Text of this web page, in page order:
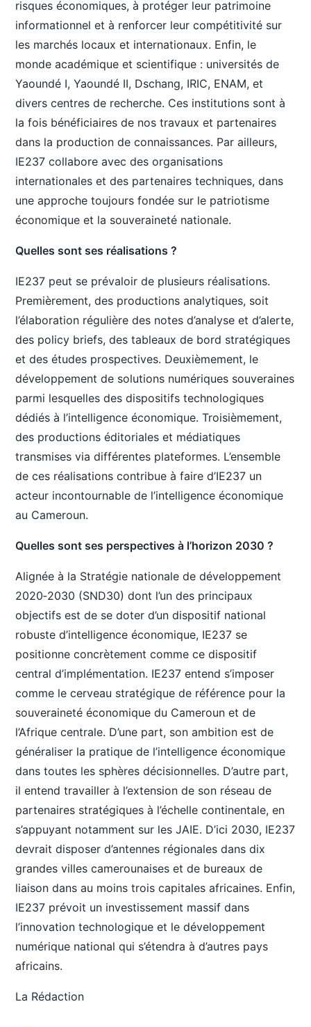
risques économiques, à protéger leur patrimoine
informationnel et à renforcer leur compétitivité sur
les marchés locaux et internationaux. Enfin, le
monde académique et scientifique : universités de
Yaoundé I, Yaoundé II, Dschang, IRIC, ENAM, et
divers centres de recherche. Ces institutions sont à
la fois bénéficiaires de nos travaux et partenaires
dans la production de connaissances. Par ailleurs,
IE237 collabore avec des organisations
internationales et des partenaires techniques, dans
une approche toujours fondée sur le patriotisme
économique et la souveraineté nationale.
Quelles sont ses réalisations ?
IE237 peut se prévaloir de plusieurs réalisations.
Premièrement, des productions analytiques, soit
l’élaboration régulière des notes d’analyse et d’alerte,
des policy briefs, des tableaux de bord stratégiques
et des études prospectives. Deuxièmement, le
développement de solutions numériques souveraines
parmi lesquelles des dispositifs technologiques
dédiés à l’intelligence économique. Troisièmement,
des productions éditoriales et médiatiques
transmises via différentes plateformes. L’ensemble
de ces réalisations contribue à faire d’IE237 un
acteur incontournable de l’intelligence économique
au Cameroun.
Quelles sont ses perspectives à l’horizon 2030 ?
Alignée à la Stratégie nationale de développement
2020‑2030 (SND30) dont l’un des principaux
objectifs est de se doter d’un dispositif national
robuste d’intelligence économique, IE237 se
positionne concrètement comme ce dispositif
central d’implémentation. IE237 entend s’imposer
comme le cerveau stratégique de référence pour la
souveraineté économique du Cameroun et de
l’Afrique centrale. D’une part, son ambition est de
généraliser la pratique de l’intelligence économique
dans toutes les sphères décisionnelles. D’autre part,
il entend travailler à l’extension de son réseau de
partenaires stratégiques à l’échelle continentale, en
s’appuyant notamment sur les JAIE. D’ici 2030, IE237
devrait disposer d’antennes régionales dans dix
grandes villes camerounaises et de bureaux de
liaison dans au moins trois capitales africaines. Enfin,
IE237 prévoit un investissement massif dans
l’innovation technologique et le développement
numérique national qui s’étendra à d’autres pays
africains.
La Rédaction